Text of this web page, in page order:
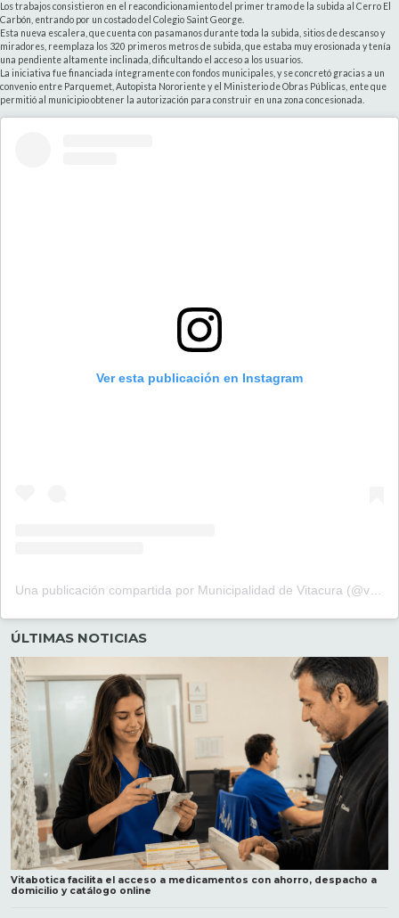
Los trabajos consistieron en el reacondicionamiento del primer tramo de la subida al Cerro El
Carbón, entrando por un costado del Colegio Saint George.
Esta nueva escalera, que cuenta con pasamanos durante toda la subida, sitios de descanso y
miradores, reemplaza los 320 primeros metros de subida, que estaba muy erosionada y tenía
una pendiente altamente inclinada, dificultando el acceso a los usuarios.
La iniciativa fue financiada íntegramente con fondos municipales, y se concretó gracias a un
convenio entre Parquemet, Autopista Nororiente y el Ministerio de Obras Públicas, ente que
permitió al municipio obtener la autorización para construir en una zona concesionada.
Ver esta publicación en Instagram
Una publicación compartida por Municipalidad de Vitacura (@vitacura_)
ÚLTIMAS NOTICIAS
Vitabotica facilita el acceso a medicamentos con ahorro, despacho a
domicilio y catálogo online